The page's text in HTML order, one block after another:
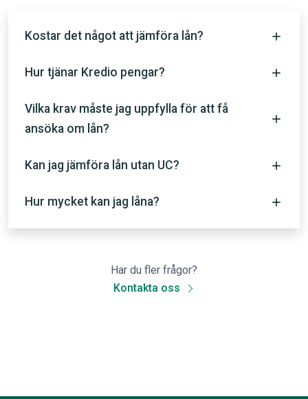
Kostar det något att jämföra lån?
Hur tjänar Kredio pengar?
Vilka krav måste jag uppfylla för att få
ansöka om lån?
Kan jag jämföra lån utan UC?
Hur mycket kan jag låna?
Har du fler frågor?
Kontakta oss